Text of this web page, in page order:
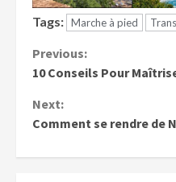
Tags: Marche à pied
Continue
Previous:
10 Conseils Pour
Next:
Comment se rendre de